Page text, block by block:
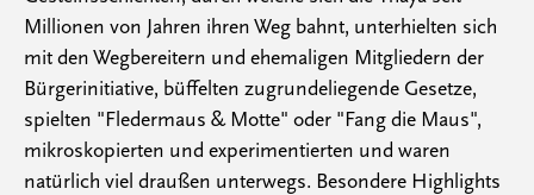
Millionen von Jahren ihren Weg bahnt, unterhielten sich
mit den Wegbereitern und ehemaligen Mitgliedern der
Bürgerinitiative, büffelten zugrundeliegende Gesetze,
spielten "Fledermaus & Motte" oder "Fang die Maus",
mikroskopierten und experimentierten und waren
natürlich viel draußen unterwegs. Besondere Highlights